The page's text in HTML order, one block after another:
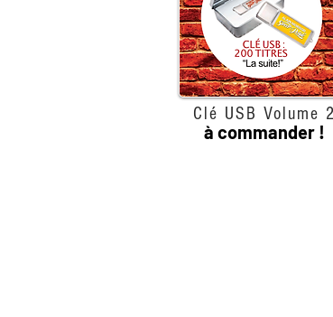
Clé USB Volume
à commander !